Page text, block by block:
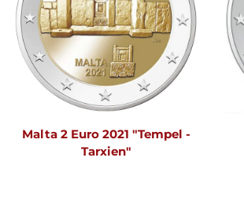
Malta 2 Euro 2021 "Tempel -
Tarxien"